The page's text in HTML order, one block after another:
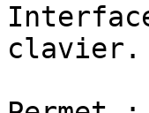
clavier.